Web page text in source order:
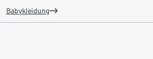
Babykleidung